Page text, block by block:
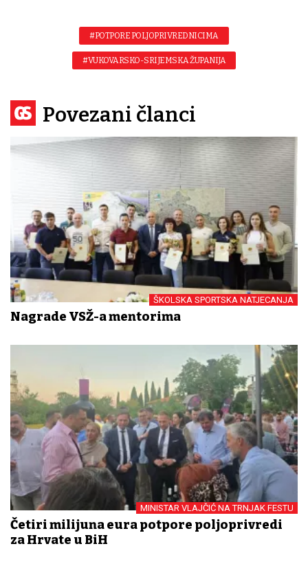
#POTPORE POLJOPRIVREDNICIMA
#VUKOVARSKO-SRIJEMSKA ŽUPANIJA
Povezani članci
ŠKOLSKA SPORTSKA NATJECANJA
Nagrade VSŽ-a mentorima
MINISTAR VLAJČIĆ NA TRNJAK FESTU
Četiri milijuna eura potpore poljoprivredi
za Hrvate u BiH